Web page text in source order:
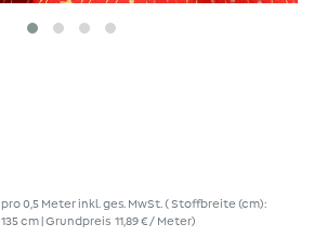
pro0,5 Meterinkl. ges. MwSt. ( Stoffbreite (cm):
135 cm | Grundpreis 11,89 € / Meter)